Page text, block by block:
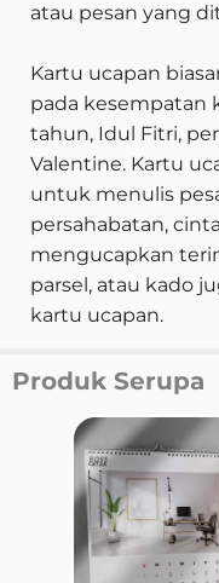
atau pesan yang
Kartu ucapan
pada kesempatan
tahun, Idul Fitri,
Valentine. Kartu
untuk menulis
persahabatan,
mengucapkan
parsel, atau kado
kartu ucapan.
Produk Serupa